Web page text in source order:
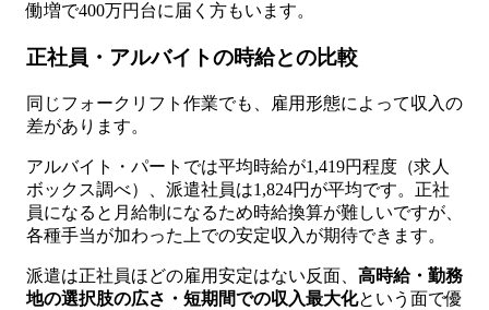
働増で400万円台に届く方もいます。
正社員・アルバイトの時給との比較
同じフォークリフト作業でも、雇用形態によって収入の
差があります。
アルバイト・パートでは平均時給が1,419円程度（求人
ボックス調べ）、派遣社員は1,824円が平均です。正社
員になると月給制になるため時給換算が難しいですが、
各種手当が加わった上での安定収入が期待できます。
派遣は正社員ほどの雇用安定はない反面、 高時給・勤務
地の選択肢の広さ・短期間での収入最大化という面で優